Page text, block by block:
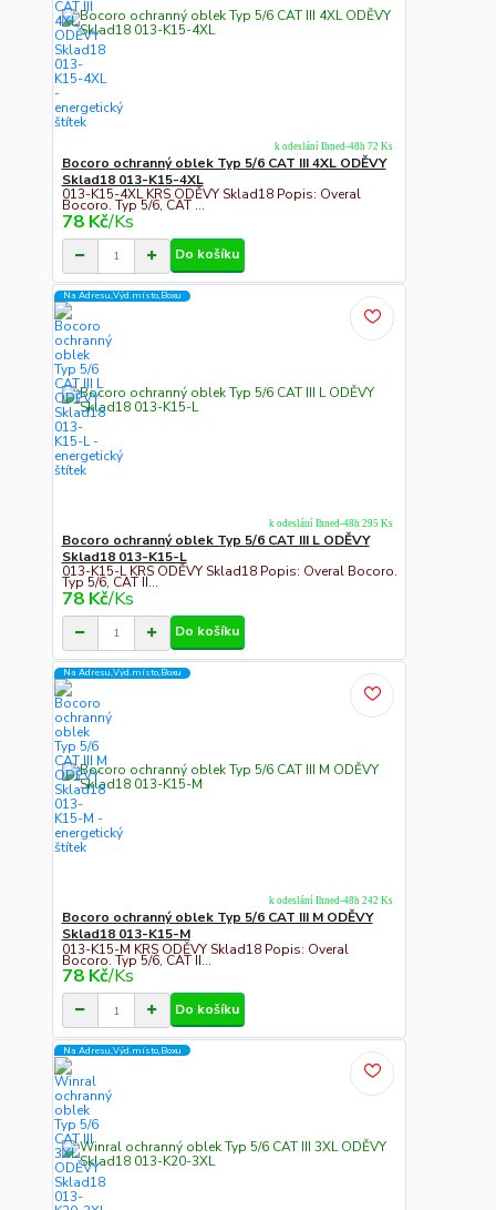
Bocoro ochranný oblek Typ 5/6 CAT III 4XL ODĚVY
Sklad18 013-K15-4XL
013-K15-4XL KRS ODĚVY Sklad18 Popis: Overal
Bocoro. Typ 5/6, CAT ...
78 Kč/Ks
k odeslání Ihned-48h 72 Ks
Do košíku
Na Adresu,Výd.místo,Boxu
Bocoro ochranný oblek Typ 5/6 CAT III L ODĚVY
Sklad18 013-K15-L
013-K15-L KRS ODĚVY Sklad18 Popis: Overal Bocoro.
Typ 5/6, CAT II...
78 Kč/Ks
k odeslání Ihned-48h 295 Ks
Do košíku
Na Adresu,Výd.místo,Boxu
Bocoro ochranný oblek Typ 5/6 CAT III M ODĚVY
Sklad18 013-K15-M
013-K15-M KRS ODĚVY Sklad18 Popis: Overal
Bocoro. Typ 5/6, CAT II...
78 Kč/Ks
k odeslání Ihned-48h 242 Ks
Do košíku
Na Adresu,Výd.místo,Boxu